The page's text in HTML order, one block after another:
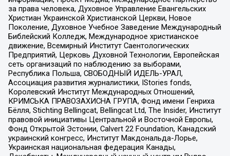
за права человека, Духовное Управление Евангельских
Христиан Украинской Христианской Церкви, Новое
Поколение, Духовное Учебное Заведение Международный
Библейский Колледж, Международное христианское
движение, Всемирный Институт Саентологических
Предприятий, Церковь Духовной Технологии, Европейская
сеть организаций по наблюдению за выборами,
Республика Польша, СВОБОДНЫЙ ИДЕЛЬ-УРАЛ,
Ассоциация развития журналистики, IStories fonds,
Королевский Институт Международных Отношений,
КРИМСЬКА ПРАВОЗАХИСНА ГРУПА, Фонд имени Генриха
Бёлля, Stichting Bellingcat, Bellingcat Ltd, The Insider, Институт
правовой инициативы Центральной и Восточной Европы,
Фонд Открытой Эстонии, Calvert 22 Foundation, Канадский
украинский конгресс, Институт Макдональда-Лорье,
Украинская национальная федерация Канады,